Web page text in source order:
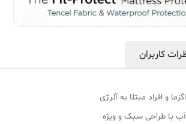
کاربران
و افراد مبتلا به آلرژی